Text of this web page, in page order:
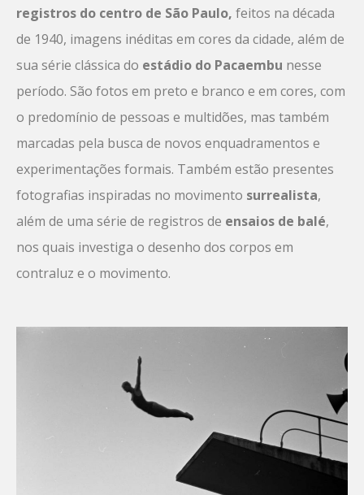
registros do centro de São Paulo, feitos na década
de 1940, imagens inéditas em cores da cidade, além de
sua série clássica do estádio do Pacaembu nesse
período. São fotos em preto e branco e em cores, com
o predomínio de pessoas e multidões, mas também
marcadas pela busca de novos enquadramentos e
experimentações formais. Também estão presentes
fotografias inspiradas no movimento surrealista,
além de uma série de registros de ensaios de balé,
nos quais investiga o desenho dos corpos em
contraluz e o movimento.